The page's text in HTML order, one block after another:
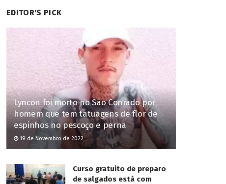
EDITOR'S PICK
Lyncon foi morto no São Conrado por
homem que tem tatuagens de flor de
espinhos no pescoço e perna
19 de Novembro de 2022
Curso gratuito de preparo
de salgados está com